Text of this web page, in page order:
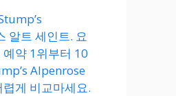
알트 세인트. 요
약 1위부터 10
Alpenrose
게 비교마세요.